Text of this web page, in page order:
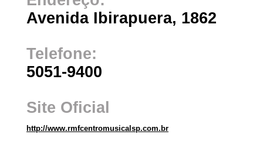
Avenida Ibirapuera, 1862
Telefone:
5051-9400
Site Oficial
http://www.rmfcentromusicalsp.com.br